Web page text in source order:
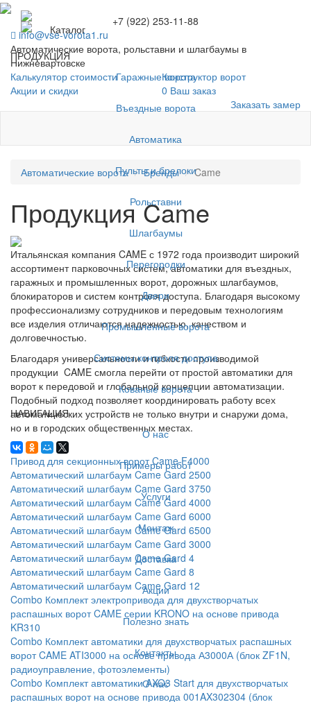
Каталог
ПРОДУКЦИЯ
Гаражные ворота
Въездные ворота
Автоматика
Пульты и брелоки
Рольставни
Шлагбаумы
Перегородки
Двери
Промышленные ворота
Системы контроля доступа
Кованые ворота
НАВИГАЦИЯ
О нас
Примеры работ
Услуги
Монтаж
Доставка
Акции
Полезно знать
Контакты
О нас
+7 (922) 253-11-88
info@vse-vorota1.ru
Автоматические ворота, рольставни и шлагбаумы в
Нижневартовске
Калькулятор стоимости
Конструктор ворот
Акции и скидки
0 Ваш заказ
Заказать замер
Автоматические ворота Бренды Came
Продукция Came
Итальянская компания CAME с 1972 года производит широкий
ассортимент парковочных систем, автоматики для въездных,
гаражных и промышленных ворот, дорожных шлагбаумов,
блокираторов и систем контроля доступа. Благодаря высокому
профессионализму сотрудников и передовым технологиям
все изделия отличаются надежностью, качеством и
долговечностью.
Благодаря универсальности и гибкости производимой
продукции CAME смогла перейти от простой автоматики для
ворот к передовой и глобальной концепции автоматизации.
Подобный подход позволяет координировать работу всех
автоматических устройств не только внутри и снаружи дома,
но и в городских общественных местах.
Привод для секционных ворот Came F4000
Автоматический шлагбаум Came Gard 2500
Автоматический шлагбаум Came Gard 3750
Автоматический шлагбаум Came Gard 4000
Автоматический шлагбаум Came Gard 6000
Автоматический шлагбаум Came Gard 6500
Автоматический шлагбаум Came Gard 3000
Автоматический шлагбаум Came Gard 4
Автоматический шлагбаум Came Gard 8
Автоматический шлагбаум Came Gard 12
Combo Комплект электропривода для двухстворчатых
распашных ворот CAME серии KRONO на основе привода
KR310
Combo Комплект автоматики для двухстворчатых распашных
ворот CAME ATI3000 на основе привода А3000А (блок ZF1N,
радиоуправление, фотоэлементы)
Combo Комплект автоматики AXO3 Start для двухстворчатых
распашных ворот на основе привода 001AX302304 (блок